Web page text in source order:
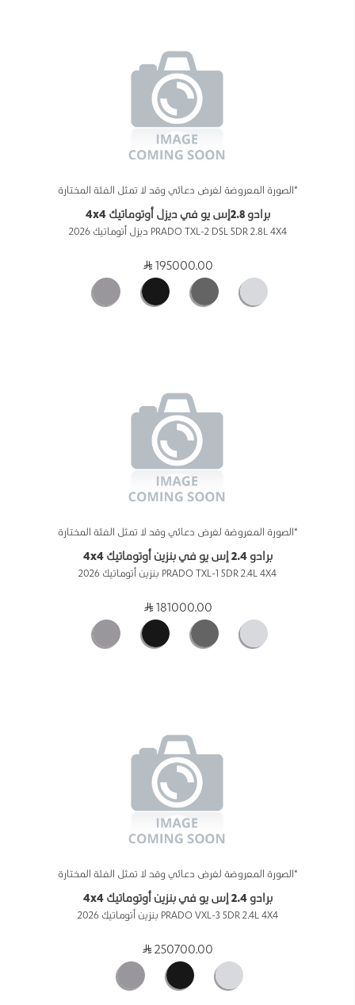
*الصورة المعروضة لغرض دعائي وقد لا تمثل الفئة المختارة
برادو 2.8إس يو في ديزل أوتوماتيك 4x4
PRADO TXL-2 DSL 5DR 2.8L 4X4 ديزل أتوماتيك 2026
195000.00
*الصورة المعروضة لغرض دعائي وقد لا تمثل الفئة المختارة
برادو 2.4 إس يو في بنزين أوتوماتيك 4x4
PRADO TXL-1 5DR 2.4L 4X4 بنزين أتوماتيك 2026
181000.00
*الصورة المعروضة لغرض دعائي وقد لا تمثل الفئة المختارة
برادو 2.4 إس يو في بنزين أوتوماتيك 4x4
PRADO VXL-3 5DR 2.4L 4X4 بنزين أتوماتيك 2026
250700.00